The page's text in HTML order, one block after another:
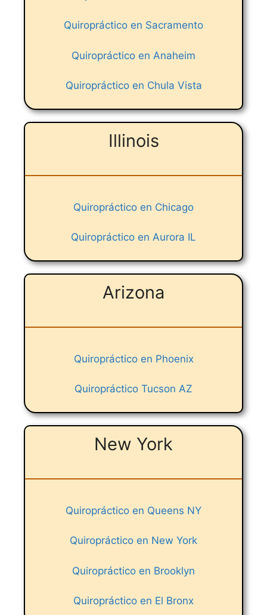
Quiropráctico en Sacramento
Quiropráctico en Anaheim
Quiropráctico en Chula Vista
Illinois
Quiropráctico en Chicago
Quiropráctico en Aurora IL
Arizona
Quiropráctico en Phoenix
Quiropráctico Tucson AZ
New York
Quiropráctico en Queens NY
Quiropráctico en New York
Quiropráctico en Brooklyn
Quiropráctico en El Bronx